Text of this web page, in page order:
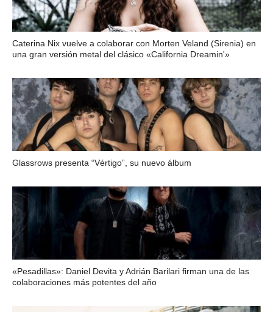
Caterina Nix vuelve a colaborar con Morten Veland (Sirenia) en
una gran versión metal del clásico «California Dreamin'»
Glassrows presenta “Vértigo”, su nuevo álbum
«Pesadillas»: Daniel Devita y Adrián Barilari firman una de las
colaboraciones más potentes del año